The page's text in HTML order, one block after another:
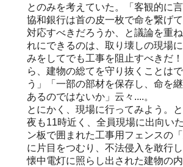
とのみを考えていた。「客観的に
協和銀行は首の皮一枚で命を繋げ
対応すべきだろうか、と議論を重
れにできるのは、取り壊しの現場
みをしてでも工事を阻止すべきだ
ら、建物の総てを守り抜くことは
う」「一部の部材を保存し、命を
あるのではないか」云々....。
とにかく、現場に行ってみよう。と
夜も11時近く、全員現場に出向い
ン板で囲まれた工事用フェンスの「
に片目をつむり、不法侵入を敢行し
懐中電灯に照らし出された建物の内